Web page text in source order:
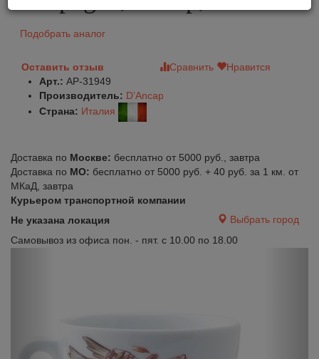
Подобрать аналог
Оставить отзыв Сравнить
Нравится
Арт.: AP-31949
Производитель: D’Ancap
Страна: Италия
Доставка по Москве: бесплатно от 5000 руб., завтра
Доставка по МО: бесплатно от 5000 руб. + 40 руб. за 1 км. от
МКаД, завтра
Курьером транспортной компании
Не указана локация
Выбрать город
Самовывоз из офиса пон. - пят. с 10.00 по 18.00